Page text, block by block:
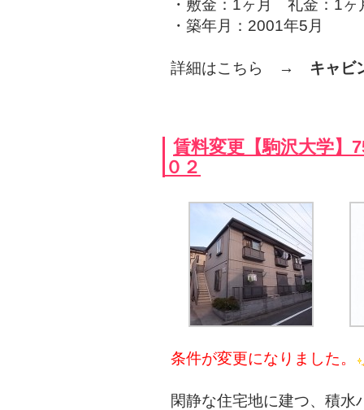
・敷金：1ヶ月 礼金：1ヶ
・築年月：2001年5月
詳細はこちら → キャビ
賃料変更【駒沢大学
０２
条件が変更になりました。
閑静な住宅地に建つ、積